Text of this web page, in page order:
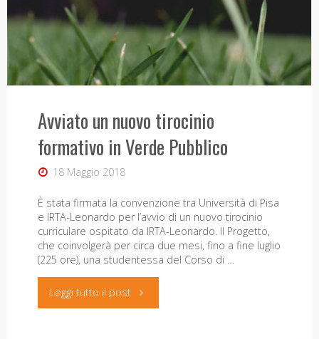
È uscito presso Franco Angeli il volume La
“sostenibilità” socio-economica di una risorsa non
rinnovabile, a cura di David Burgalassi e Tommaso
Luzzati, con prefazione di Giuliana Biagioli e
contributi di Andrea Apicella, David Burgalassi,
Tommaso Luzzati, Tiziana Nadalutti e …
Leggi tutto il post
marmo
Carrara,
pubblicato
il
volume"
Avviato un nuovo tirocinio
formativo in Verde Pubblico
18 Maggio 2018
È stata firmata la convenzione tra Università di Pisa
e IRTA-Leonardo per l’avvio di un nuovo tirocinio
curriculare ospitato da IRTA-Leonardo. Il Progetto,
che coinvolgerà per circa due mesi, fino a fine luglio
(225 ore), una studentessa del Corso di …
Leggi tutto il post"Avviato